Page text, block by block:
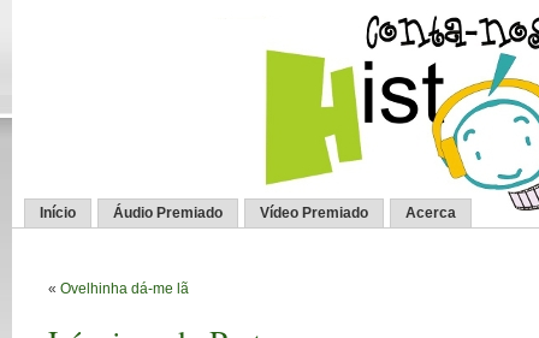
Início Áudio Premiado Vídeo Premiado Acerca
« Ovelhinha dá-me lã